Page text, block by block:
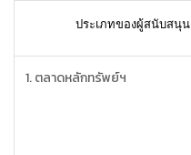
ประเภทของผู้สนับสนุน
1. ตลาดหลักทรัพย์ฯ